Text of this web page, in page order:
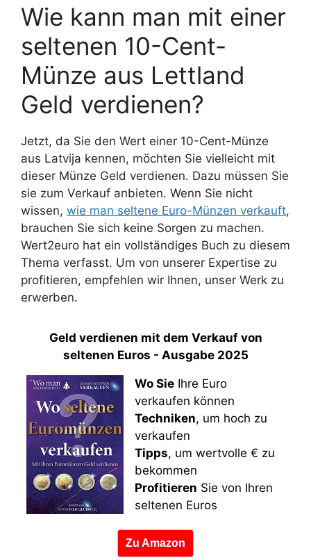
Wie kann man mit einer
seltenen 10-Cent-
Münze aus Lettland
Geld verdienen?
Jetzt, da Sie den Wert einer 10-Cent-Münze
aus Latvija kennen, möchten Sie vielleicht mit
dieser Münze Geld verdienen. Dazu müssen Sie
sie zum Verkauf anbieten. Wenn Sie nicht
wissen, wie man seltene Euro-Münzen verkauft,
brauchen Sie sich keine Sorgen zu machen.
Wert2euro hat ein vollständiges Buch zu diesem
Thema verfasst. Um von unserer Expertise zu
profitieren, empfehlen wir Ihnen, unser Werk zu
erwerben.
Geld verdienen mit dem Verkauf von
seltenen Euros - Ausgabe 2025
Wo Sie Ihre Euro
verkaufen können
Techniken, um hoch zu
verkaufen
Tipps, um wertvolle € zu
bekommen
Profitieren Sie von Ihren
seltenen Euros
Zu Amazon